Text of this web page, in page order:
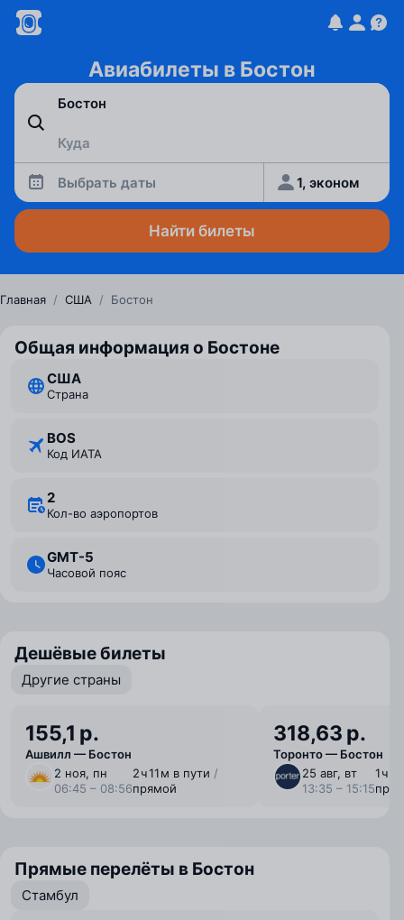
Авиабилеты в Бостон
Выбрать даты 1, эконом
Найти билеты
Главная / США / Бостон
Общая информация о Бостоне
США
Страна
BOS
Код ИАТА
2
Кол-во аэропортов
GMT-5
Часовой пояс
Дешёвые билеты
Другие страны
155,1 р.
Ашвилл — Бостон
2 ноя, пн
06:45 – 08:56
2 ⁠ч 11 ⁠м в пути /
прямой
318,63 р.
Торонто — Бостон
25 авг, вт
13:35 – 15:15
1 ⁠ч
Прямые перелёты в Бостон
Стамбул